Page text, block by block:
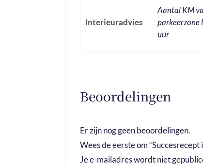
Interieuradvies
Aantal KM
parkeerzone
uur
Beoordelingen
Er zijn nog geen beoordelingen.
Wees de eerste om
Je e-mailadres wordt niet